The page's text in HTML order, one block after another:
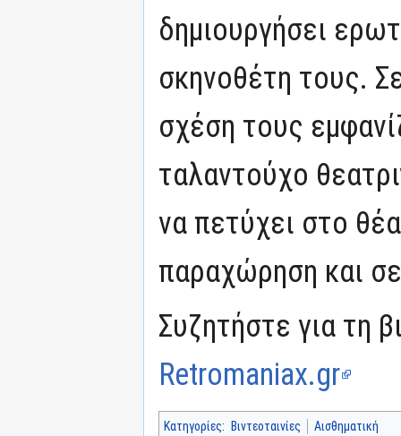
δημιουργήσει
σκηνοθέτη τους.
σχέση τους
ταλαντούχο
να πετύχει στο
παραχώρηση και
Συζητήστε για τη
Retromaniax.gr
Κατηγορίες: Βιντεοταινίες Αισθηματική